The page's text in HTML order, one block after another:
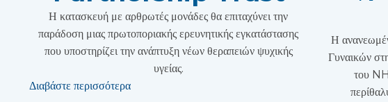
Η κατασκευή με αρθρωτές μονάδες θα επιταχύνει την
παράδοση μιας πρωτοποριακής ερευνητικής εγκατάστασης
που υποστηρίζει την ανάπτυξη νέων θεραπειών ψυχικής
υγείας.
Διαβάστε περισσότερα
Η
Γυναικών
του